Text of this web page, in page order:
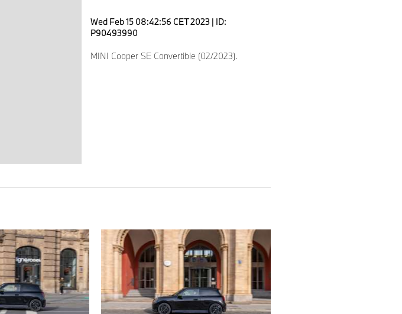
Wed Feb 15 08:42:56 CET 2023 | ID:
P90493990
MINI Cooper SE Convertible (02/2023).